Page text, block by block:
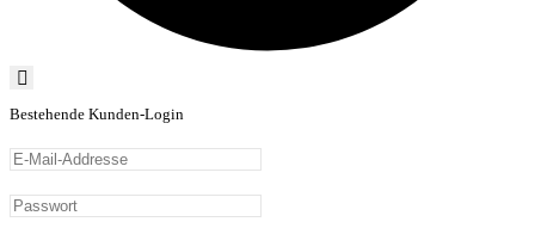
Bestehende Kunden-Login